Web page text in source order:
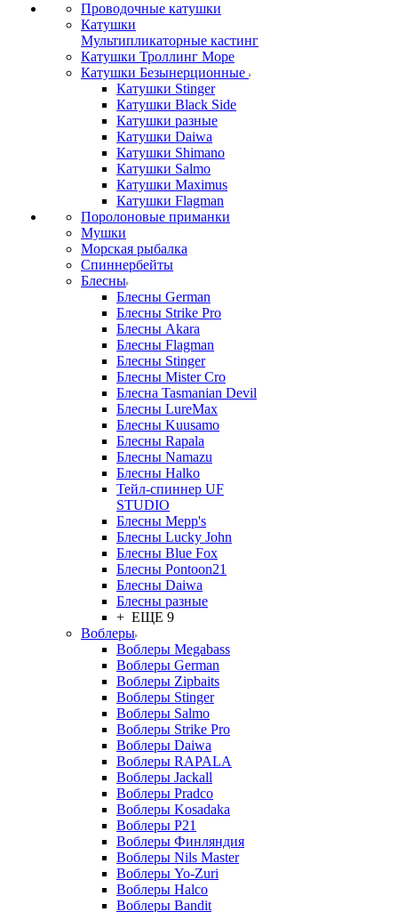
Проводочные катушки
Катушки
Мультипликаторные кастинг
Катушки Троллинг Море
Катушки Безынерционные
Катушки Stinger
Катушки Black Side
Катушки разные
Катушки Daiwa
Катушки Shimano
Катушки Salmo
Катушки Maximus
Катушки Flagman
Поролоновые приманки
Мушки
Морская рыбалка
Спиннербейты
Блесны
Блесны German
Блесны Strike Pro
Блесны Akara
Блесны Flagman
Блесны Stinger
Блесны Mister Cro
Блесна Tasmanian Devil
Блесны LureMax
Блесны Kuusamo
Блесны Rapala
Блесны Namazu
Блесны Halko
Тейл-спиннер UF
STUDIO
Блесны Mepp's
Блесны Lucky John
Блесны Blue Fox
Блесны Pontoon21
Блесны Daiwa
Блесны разные
+ ЕЩЕ 9
Воблеры
Воблеры Megabass
Воблеры German
Воблеры Zipbaits
Воблеры Stinger
Воблеры Salmo
Воблеры Strike Pro
Воблеры Daiwa
Воблеры RAPALA
Воблеры Jackall
Воблеры Pradco
Воблеры Kosadaka
Воблеры P21
Воблеры Финляндия
Воблеры Nils Master
Воблеры Yo-Zuri
Воблеры Halco
Воблеры Bandit